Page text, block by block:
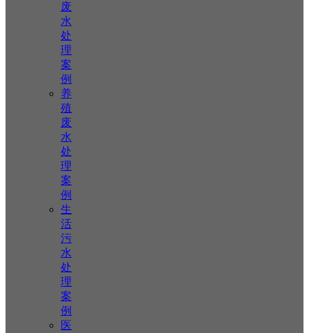
废
水
处
理
案
例
养
殖
废
水
处
理
案
例
生
活
污
水
处
理
案
例
医